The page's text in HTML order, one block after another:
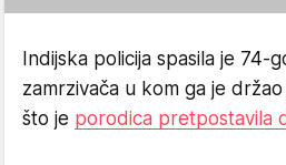
Indijska policija spasila je 74-
zamrzivača u kom ga je
što je porodica pretpostavila